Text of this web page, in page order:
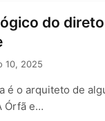
do
10, 2025
é o arquiteto de
Órfã e…